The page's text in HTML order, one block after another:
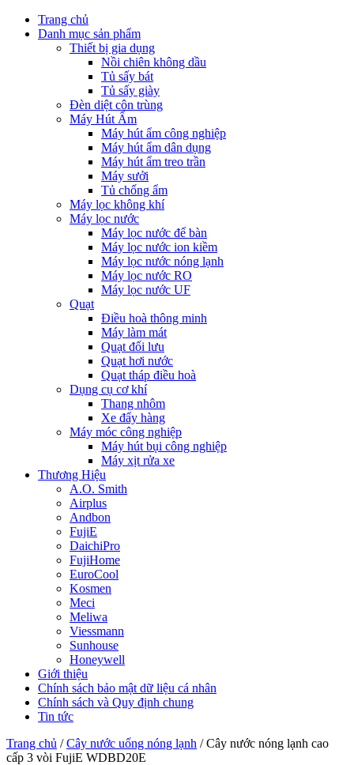
Trang chủ
Danh mục sản phẩm
Thiết bị gia dụng
Nồi chiên không dầu
Tủ sấy bát
Tủ sấy giày
Đèn diệt côn trùng
Máy Hút Ẩm
Máy hút ẩm công nghiệp
Máy hút ẩm dân dụng
Máy hút ẩm treo trần
Máy sưởi
Tủ chống ẩm
Máy lọc không khí
Máy lọc nước
Máy lọc nước để bàn
Máy lọc nước ion kiềm
Máy lọc nước nóng lạnh
Máy lọc nước RO
Máy lọc nước UF
Quạt
Điều hoà thông minh
Máy làm mát
Quạt đối lưu
Quạt hơi nước
Quạt tháp điều hoà
Dụng cụ cơ khí
Thang nhôm
Xe đẩy hàng
Máy móc công nghiệp
Máy hút bụi công nghiệp
Máy xịt rửa xe
Thương Hiệu
A.O. Smith
Airplus
Andbon
FujiE
DaichiPro
FujiHome
EuroCool
Kosmen
Meci
Meliwa
Viessmann
Sunhouse
Honeywell
Giới thiệu
Chính sách bảo mật dữ liệu cá nhân
Chính sách và Quy định chung
Tin tức
Trang chủ /Cây nước uống nóng lạnh / Cây nước nóng lạnh cao
cấp 3 vòi FujiE WDBD20E